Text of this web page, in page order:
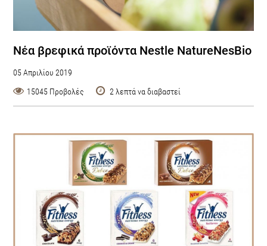
Νέα βρεφικά προϊόντα Nestle NatureNesBio
05 Απριλίου 2019
15045 Προβολές
2 λεπτά να διαβαστεί